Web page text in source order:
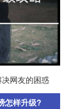
网友的困惑
怎样升级?